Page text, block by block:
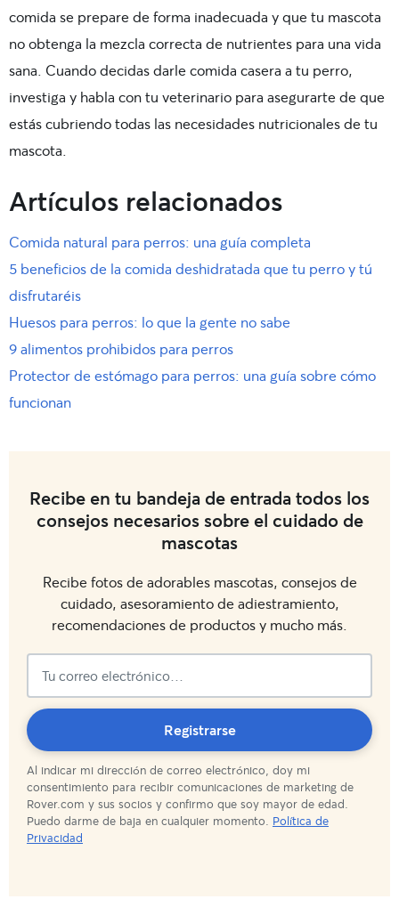
comida se prepare de forma inadecuada y que tu mascota
no obtenga la mezcla correcta de nutrientes para una vida
sana. Cuando decidas darle comida casera a tu perro,
investiga y habla con tu veterinario para asegurarte de que
estás cubriendo todas las necesidades nutricionales de tu
mascota.
Artículos relacionados
Comida natural para perros: una guía completa
5 beneficios de la comida deshidratada que tu perro y tú
disfrutaréis
Huesos para perros: lo que la gente no sabe
9 alimentos prohibidos para perros
Protector de estómago para perros: una guía sobre cómo
funcionan
Recibe en tu bandeja de entrada todos los
consejos necesarios sobre el cuidado de
mascotas
Recibe fotos de adorables mascotas, consejos de
cuidado, asesoramiento de adiestramiento,
recomendaciones de productos y mucho más.
Al indicar mi dirección de correo electrónico, doy mi
consentimiento para recibir comunicaciones de marketing de
Rover.com y sus socios y confirmo que soy mayor de edad.
Puedo darme de baja en cualquier momento. Política de
Privacidad
Registrarse
¡Suscripción
completada!